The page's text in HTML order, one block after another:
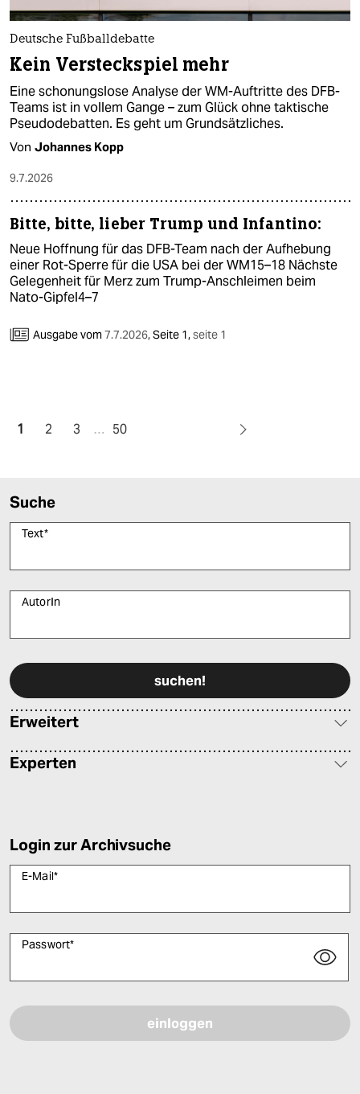
Deutsche Fußballdebatte
Kein Versteckspiel mehr
Eine schonungslose Analyse der WM-Auftritte des DFB-
Teams ist in vollem Gange – zum Glück ohne taktische
Pseudodebatten. Es geht um Grundsätzliches.
Von Johannes Kopp
9.7.2026
Bitte, bitte, lieber Trump und Infantino:
Neue Hoffnung für das DFB-Team nach der Aufhebung
einer Rot-Sperre für die USA bei der WM15–18 Nächste
Gelegenheit für Merz zum Trump-Anschleimen beim
Nato-Gipfel4–7
Ausgabe vom7.7.2026,Seite 1,seite 1
1 2 3 … 50
Suche
Text*
AutorIn
Erweitert
Experten
Login zur Archivsuche
E-Mail*
Passwort*